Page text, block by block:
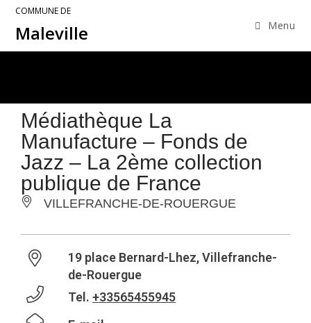
COMMUNE DE
Maleville Menu
Médiathèque La
Manufacture – Fonds de
Jazz – La 2ème collection
publique de France
VILLEFRANCHE-DE-ROUERGUE
19 place Bernard-Lhez, Villefranche-
de-Rouergue
Tel. +33565455945